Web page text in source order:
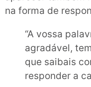
na forma de
“A vossa
agradável,
que saibais
responder a